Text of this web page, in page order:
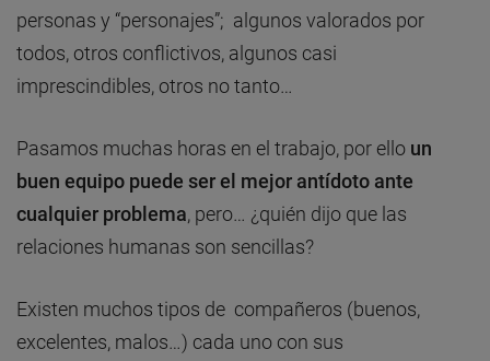
personas y “personajes”; algunos valorados por
todos, otros conflictivos, algunos casi
imprescindibles, otros no tanto…
Pasamos muchas horas en el trabajo, por ello un
buen equipo puede ser el mejor antídoto ante
cualquier problema, pero… ¿quién dijo que las
relaciones humanas son sencillas?
Existen muchos tipos de compañeros (buenos,
excelentes, malos…) cada uno con sus